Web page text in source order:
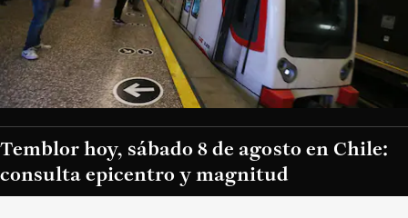
Temblor hoy, sábado 8 de agosto en Chile:
consulta epicentro y magnitud